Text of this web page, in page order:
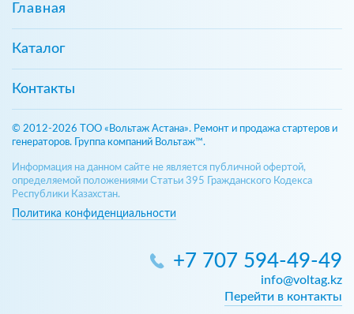
Главная
Каталог
Контакты
© 2012-2026 ТОО «Вольтаж Астана». Ремонт и продажа стартеров и
генераторов. Группа компаний Вольтаж™.
Информация на данном сайте не является публичной офертой,
определяемой положениями Статьи 395 Гражданского Кодекса
Республики Казахстан.
Политика конфиденциальности
+7 707 594-49-49
info@voltag.kz
Перейти в контакты